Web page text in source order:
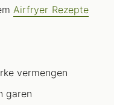
Airfryer Rezepte
vermengen
garen